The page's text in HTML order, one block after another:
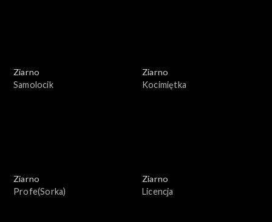
Ziarno
Samolocik
Ziarno
Kocimiętka
Ziarno
Profe(Sorka)
Ziarno
Licencja